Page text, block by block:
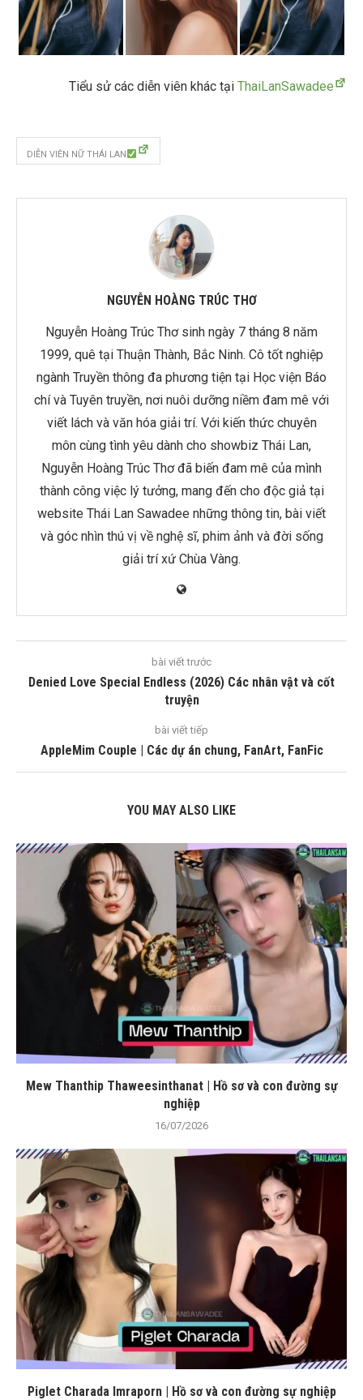
Tiểu sử các diễn viên khác tại ThaiLanSawadee
DIỄN VIÊN NỮ THÁI LAN
NGUYỄN HOÀNG TRÚC THƠ
Nguyễn Hoàng Trúc Thơ sinh ngày 7 tháng 8 năm
1999, quê tại Thuận Thành, Bắc Ninh. Cô tốt nghiệp
ngành Truyền thông đa phương tiện tại Học viện Báo
chí và Tuyên truyền, nơi nuôi dưỡng niềm đam mê với
viết lách và văn hóa giải trí. Với kiến thức chuyên
môn cùng tình yêu dành cho showbiz Thái Lan,
Nguyễn Hoàng Trúc Thơ đã biến đam mê của mình
thành công việc lý tưởng, mang đến cho độc giả tại
website Thái Lan Sawadee những thông tin, bài viết
và góc nhìn thú vị về nghệ sĩ, phim ảnh và đời sống
giải trí xứ Chùa Vàng.
bài viết trước
Denied Love Special Endless (2026) Các nhân vật và cốt
truyện
bài viết tiếp
AppleMim Couple | Các dự án chung, FanArt, FanFic
YOU MAY ALSO LIKE
Mew Thanthip Thaweesinthanat | Hồ sơ và con đường sự
nghiệp
16/07/2026
Piglet Charada Imraporn | Hồ sơ và con đường sự nghiệp